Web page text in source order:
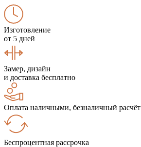
Изготовление
от 5 дней
Замер, дизайн
и доставка бесплатно
Оплата наличными, безналичный расчёт
Беспроцентная рассрочка